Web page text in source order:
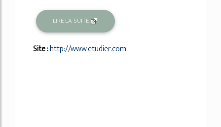
LIRE LA SUITE
Site :http://www.etudier.com